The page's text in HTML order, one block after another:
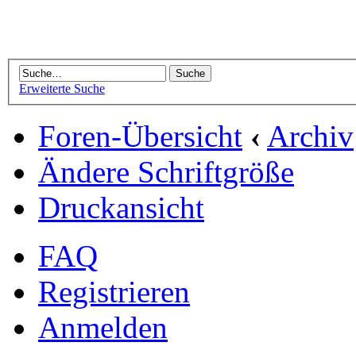
Erweiterte Suche
Foren-Übersicht ‹ Archiv
Ändere Schriftgröße
Druckansicht
FAQ
Registrieren
Anmelden